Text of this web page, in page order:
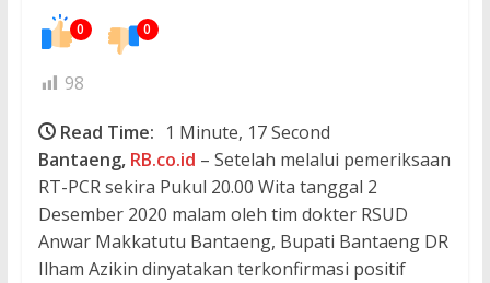
0 0
98
Read Time: 1 Minute, 17 Second
Bantaeng, RB.co.id – Setelah melalui pemeriksaan
RT-PCR sekira Pukul 20.00 Wita tanggal 2
Desember 2020 malam oleh tim dokter RSUD
Anwar Makkatutu Bantaeng, Bupati Bantaeng DR
Ilham Azikin dinyatakan terkonfirmasi positif